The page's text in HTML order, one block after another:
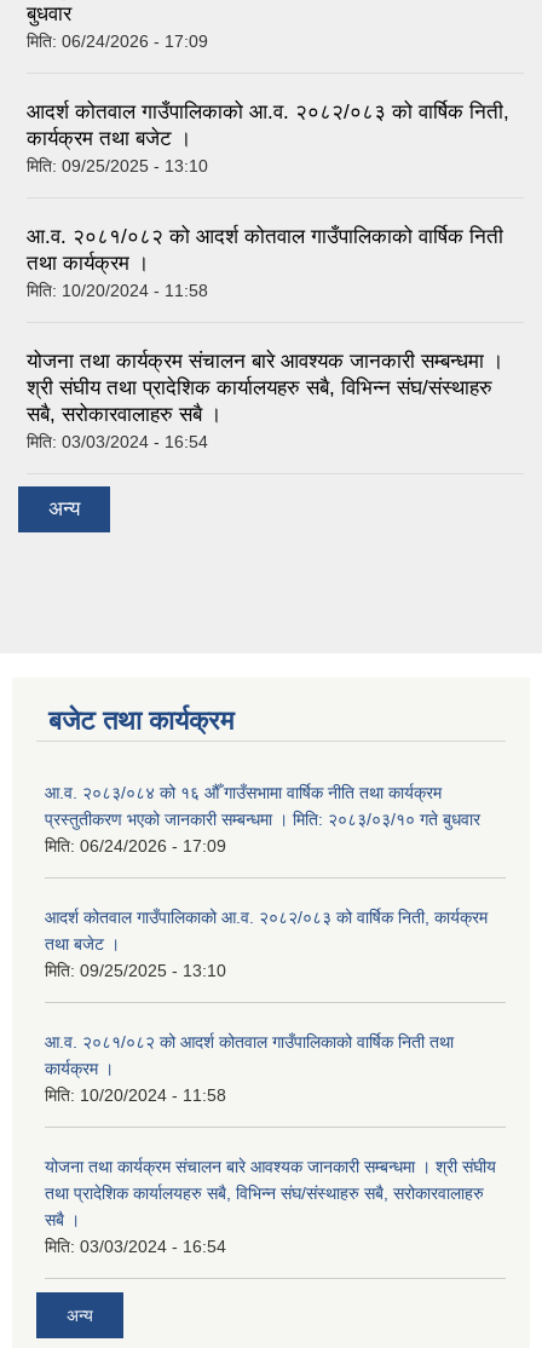
बुधवार
मिति: 06/24/2026 - 17:09
आदर्श कोतवाल गाउँपालिकाको आ.व. २०८२/०८३ को वार्षिक निती,
कार्यक्रम तथा बजेट ।
मिति: 09/25/2025 - 13:10
आ.व. २०८१/०८२ को आदर्श कोतवाल गाउँपालिकाको वार्षिक निती
तथा कार्यक्रम ।
मिति: 10/20/2024 - 11:58
योजना तथा कार्यक्रम संचालन बारे आवश्यक जानकारी सम्बन्धमा ।
श्री संघीय तथा प्रादेशिक कार्यालयहरु सबै, विभिन्‍न संघ/संस्थाहरु
सबै, सरोकारवालाहरु सबै ।
मिति: 03/03/2024 - 16:54
अन्य
बजेट तथा कार्यक्रम
आ.व. २०८३/०८४ को १६ औँ गाउँसभामा वार्षिक नीति तथा कार्यक्रम
प्रस्तुतीकरण भएको जानकारी सम्बन्धमा । मिति: २०८३/०३/१० गते बुधवार
मिति: 06/24/2026 - 17:09
आदर्श कोतवाल गाउँपालिकाको आ.व. २०८२/०८३ को वार्षिक निती, कार्यक्रम
तथा बजेट ।
मिति: 09/25/2025 - 13:10
आ.व. २०८१/०८२ को आदर्श कोतवाल गाउँपालिकाको वार्षिक निती तथा
कार्यक्रम ।
मिति: 10/20/2024 - 11:58
योजना तथा कार्यक्रम संचालन बारे आवश्यक जानकारी सम्बन्धमा । श्री संघीय
तथा प्रादेशिक कार्यालयहरु सबै, विभिन्‍न संघ/संस्थाहरु सबै, सरोकारवालाहरु
सबै ।
मिति: 03/03/2024 - 16:54
अन्य